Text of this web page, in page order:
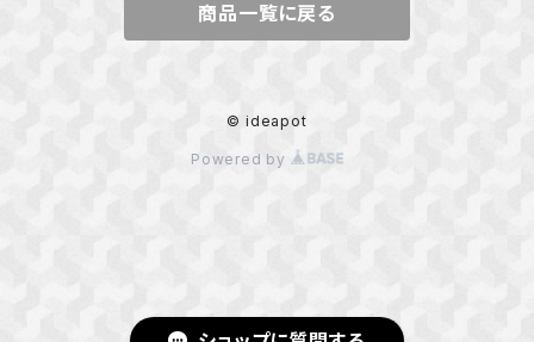
ダンジョンの中のひと
カッコウの許嫁
商品一覧に戻る
© ideapot
Powered by